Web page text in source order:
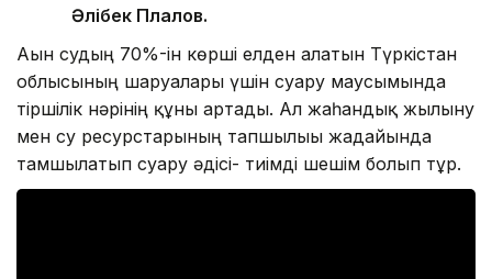
Әлібек Плалов.
Ағын судың 70%-ін көрші елден алатын Түркістан
облысының шаруалары үшін суару маусымында
тіршілік нәрінің құны артады. Ал жаһандық жылыну
мен су ресурстарының тапшылығы жағдайында
тамшылатып суару әдісі- тиімді шешім болып тұр.